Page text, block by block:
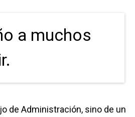
a muchos
de Administración, sino de un